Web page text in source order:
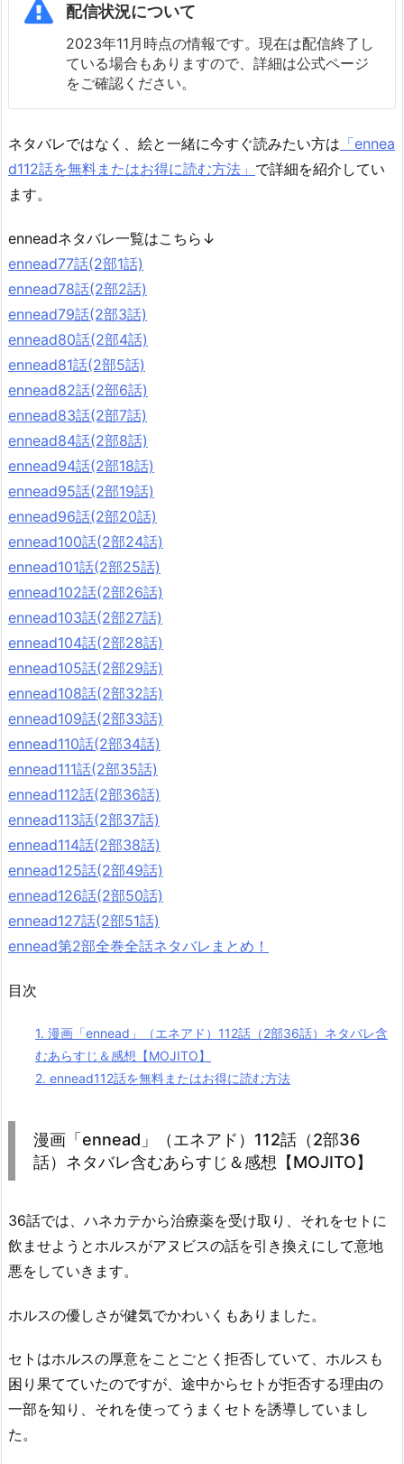
配信状況について
2023年11月時点の情報です。現在は配信終了し
ている場合もありますので、詳細は公式ページ
をご確認ください。
ネタバレではなく、絵と一緒に今すぐ読みたい方は 「ennea
d112話を無料またはお得に読む方法」 で詳細を紹介してい
ます。
enneadネタバレ一覧はこちら↓
ennead77話(2部1話)
ennead78話(2部2話)
ennead79話(2部3話)
ennead80話(2部4話)
ennead81話(2部5話)
ennead82話(2部6話)
ennead83話(2部7話)
ennead84話(2部8話)
ennead94話(2部18話)
ennead95話(2部19話)
ennead96話(2部20話)
ennead100話(2部24話)
ennead101話(2部25話)
ennead102話(2部26話)
ennead103話(2部27話)
ennead104話(2部28話)
ennead105話(2部29話)
ennead108話(2部32話)
ennead109話(2部33話)
ennead110話(2部34話)
ennead111話(2部35話)
ennead112話(2部36話)
ennead113話(2部37話)
ennead114話(2部38話)
ennead125話(2部49話)
ennead126話(2部50話)
ennead127話(2部51話)
ennead第2部全巻全話ネタバレまとめ！
目次
1. 漫画「ennead」（エネアド）112話（2部36話）ネタバレ含
むあらすじ＆感想【MOJITO】
2. ennead112話を無料またはお得に読む方法
漫画「ennead」（エネアド）112話（2部36
話）ネタバレ含むあらすじ＆感想【MOJITO】
36話では、ハネカテから治療薬を受け取り、それをセトに
飲ませようとホルスがアヌビスの話を引き換えにして意地
悪をしていきます。
ホルスの優しさが健気でかわいくもありました。
セトはホルスの厚意をことごとく拒否していて、ホルスも
困り果てていたのですが、途中からセトが拒否する理由の
一部を知り、それを使ってうまくセトを誘導していまし
た。